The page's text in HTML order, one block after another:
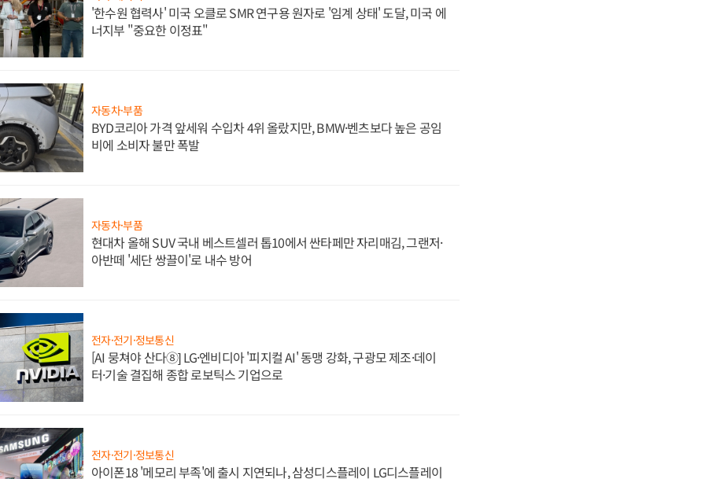
'한수원 협력사' 미국 오클로 SMR 연구용 원자로 '임계 상태' 도달, 미국 에
너지부 "중요한 이정표"
자동차·부품
BYD코리아 가격 앞세워 수입차 4위 올랐지만, BMW·벤츠보다 높은 공임
비에 소비자 불만 폭발
자동차·부품
현대차 올해 SUV 국내 베스트셀러 톱10에서 싼타페만 자리매김, 그랜저·
아반떼 '세단 쌍끌이'로 내수 방어
전자·전기·정보통신
[AI 뭉쳐야 산다⑧] LG·엔비디아 '피지컬 AI' 동맹 강화, 구광모 제조·데이
터·기술 결집해 종합 로보틱스 기업으로
전자·전기·정보통신
아이폰18 '메모리 부족'에 출시 지연되나, 삼성디스플레이 LG디스플레이